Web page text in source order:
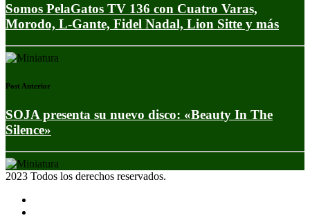
Somos PelaGatos TV 136 con Cuatro Varas,
Morodo, L-Gante, Fidel Nadal, Lion Sitte y más
Post Anterior
SOJA presenta su nuevo disco: «Beauty In The
Silence»
2023 Todos los derechos reservados.